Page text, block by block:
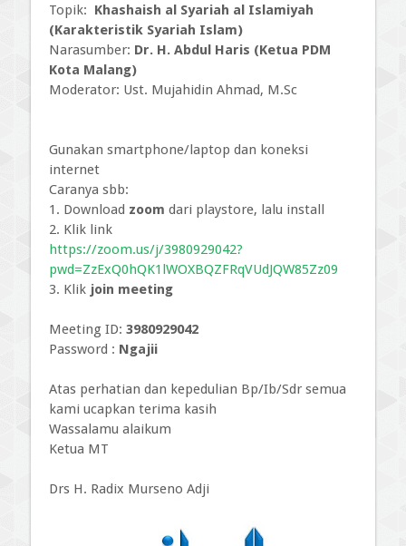
Topik: Khashaish al Syariah al Islamiyah
(Karakteristik Syariah Islam)
Narasumber: Dr. H. Abdul Haris (Ketua PDM
Kota Malang)
Moderator: Ust. Mujahidin Ahmad, M.Sc
Gunakan smartphone/laptop dan koneksi
internet
Caranya sbb:
1. Download zoom dari playstore, lalu install
2. Klik link
https://zoom.us/j/3980929042?
pwd=ZzExQ0hQK1lWOXBQZFRqVUdJQW85Zz09
3. Klik join meeting
Meeting ID: 3980929042
Password : Ngajii
Atas perhatian dan kepedulian Bp/Ib/Sdr semua
kami ucapkan terima kasih
Wassalamu alaikum
Ketua MT
Drs H. Radix Murseno Adji